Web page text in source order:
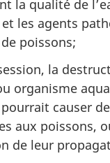
la qualité de
les agents
poissons;
la
organisme
causer
aux poissons,
de leur